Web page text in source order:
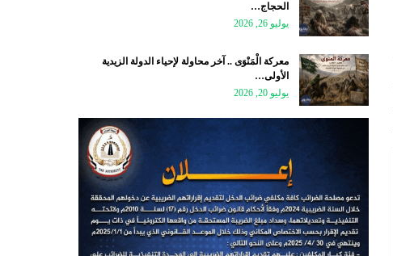
الحجاج…
يوليو 26, 2026
معركة الْمَنْوَى .. آخر محاولة لإحياء الدولة الزيدية
الأولى…
يوليو 20, 2026